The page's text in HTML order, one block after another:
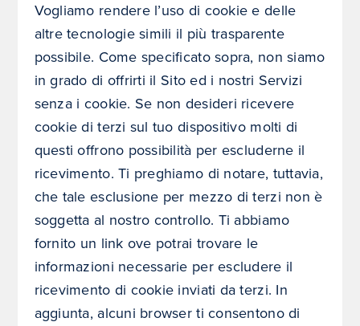
Vogliamo rendere l’uso di cookie e delle
altre tecnologie simili il più trasparente
possibile. Come specificato sopra, non siamo
in grado di offrirti il Sito ed i nostri Servizi
senza i cookie. Se non desideri ricevere
cookie di terzi sul tuo dispositivo molti di
questi offrono possibilità per escluderne il
ricevimento. Ti preghiamo di notare, tuttavia,
che tale esclusione per mezzo di terzi non è
soggetta al nostro controllo. Ti abbiamo
fornito un link ove potrai trovare le
informazioni necessarie per escludere il
ricevimento di cookie inviati da terzi. In
aggiunta, alcuni browser ti consentono di